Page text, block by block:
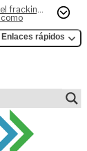
fracking,
Enlaces rápidos